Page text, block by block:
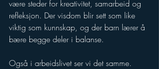
være steder for kreativitet, samarbeid og
refleksjon. Der visdom blir sett som like
viktig som kunnskap, og der barn lærer å
bære begge deler i balanse.
Også i arbeidslivet ser vi det samme.